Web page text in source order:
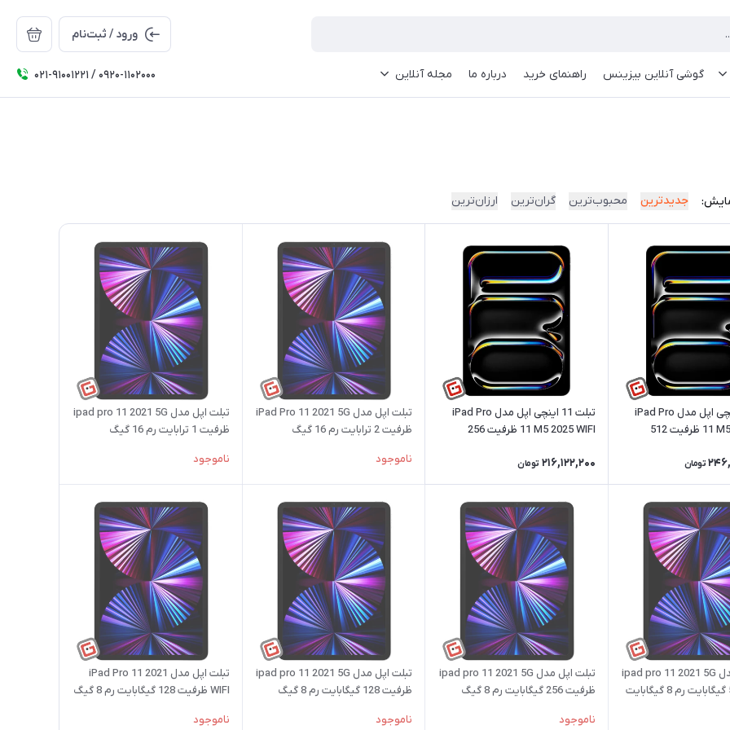
ورود / ثبت‌نام
گوشی آنلاین بیزینس راهنمای خرید درباره ما مجله آنلاین ۰۲۱-91001221 / 0920-1102000
جدیدترین محبوب‌ترین گران‌ترین ارزان‌ترین
تبلت 11 اینچی اپل مدل iPad Pro
11 M5 2025 WIFI ظرفیت 512
تومان
تبلت 11 اینچی اپل مدل iPad Pro
11 M5 2025 WIFI ظرفیت 256
216,122,200 تومان
تبلت اپل مدل iPad Pro 11 2021 5G
ظرفیت 2 ترابایت رم 16 گیگ
ناموجود
تبلت اپل مدل ipad pro 11 2021 5G
ظرفیت 1 ترابایت رم 16 گیگ
ناموجود
تبلت اپل مدل ipad pro 11 2021 5G
تبلت اپل مدل ipad pro 11 2021 5G
ظرفیت 256 گیگابایت رم 8 گیگ
ناموجود
تبلت اپل مدل ipad pro 11 2021 5G
ظرفیت 128 گیگابایت رم 8 گیگ
ناموجود
تبلت اپل مدل iPad Pro 11 2021
WIFI ظرفیت 128 گیگابایت رم 8 گیگ
ناموجود